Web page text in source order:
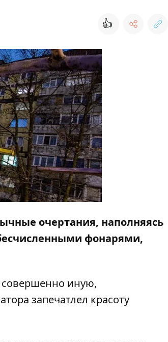
👍
очертания, наполняясь
фонарями,
совершенно иную,
запечатлел красоту